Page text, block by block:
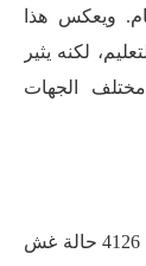
. ويعكس هذا
لكنه يثير
الجهات
في مفاجأة غير سارة، كشفت الوزارة عن ضبط 4126 حالة غش